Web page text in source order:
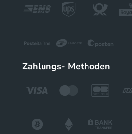
Zahlungs- Methoden